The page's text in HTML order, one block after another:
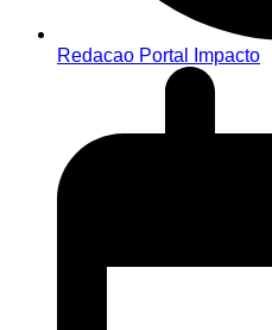
Redacao Portal Impacto